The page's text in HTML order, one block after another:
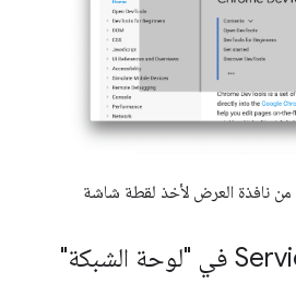
من نافذة العرض لأخذ لقطة شاشة